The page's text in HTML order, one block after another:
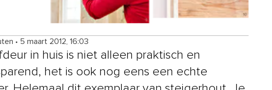
• 5 maart 2012, 16:03
in huis is niet alleen praktisch en
het is ook nog eens een echte